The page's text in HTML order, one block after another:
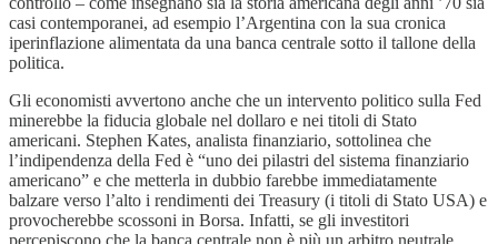
casi contemporanei, ad esempio l’Argentina con la sua cronica
iperinflazione alimentata da una banca centrale sotto il tallone della
politica.
Gli economisti avvertono anche che un intervento politico sulla Fed
minerebbe la fiducia globale nel dollaro e nei titoli di Stato
americani. Stephen Kates, analista finanziario, sottolinea che
l’indipendenza della Fed è “uno dei pilastri del sistema finanziario
americano” e che metterla in dubbio farebbe immediatamente
balzare verso l’alto i rendimenti dei Treasury (i titoli di Stato USA) e
provocherebbe scossoni in Borsa. Infatti, se gli investitori